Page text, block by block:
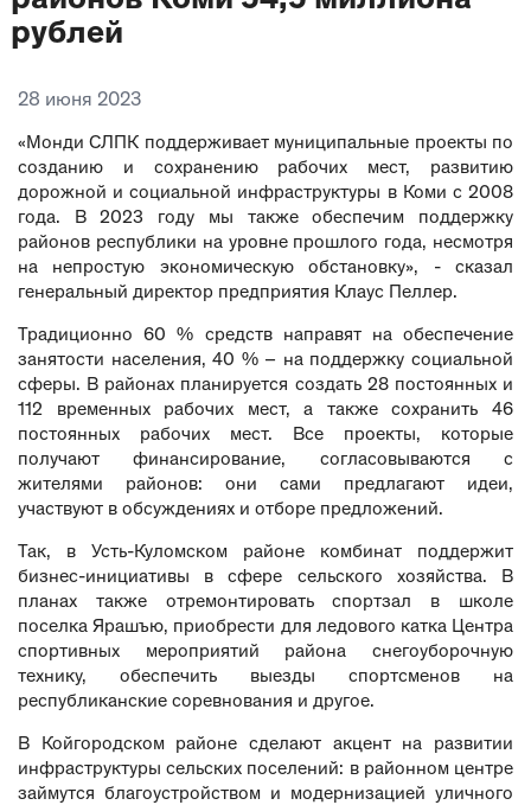
рублей
28 июня 2023
«Монди СЛПК поддерживает муниципальные проекты по
созданию и сохранению рабочих мест, развитию
дорожной и социальной инфраструктуры в Коми с 2008
года. В 2023 году мы также обеспечим поддержку
районов республики на уровне прошлого года, несмотря
на непростую экономическую обстановку», - сказал
генеральный директор предприятия Клаус Пеллер.
Традиционно 60 % средств направят на обеспечение
занятости населения, 40 % – на поддержку социальной
сферы. В районах планируется создать 28 постоянных и
112 временных рабочих мест, а также сохранить 46
постоянных рабочих мест. Все проекты, которые
получают финансирование, согласовываются с
жителями районов: они сами предлагают идеи,
участвуют в обсуждениях и отборе предложений.
Так, в Усть-Куломском районе комбинат поддержит
бизнес-инициативы в сфере сельского хозяйства. В
планах также отремонтировать спортзал в школе
поселка Ярашъю, приобрести для ледового катка Центра
спортивных мероприятий района снегоуборочную
технику, обеспечить выезды спортсменов на
республиканские соревнования и другое.
В Койгородском районе сделают акцент на развитии
инфраструктуры сельских поселений: в районном центре
займутся благоустройством и модернизацией уличного